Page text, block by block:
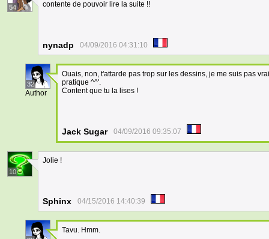
54 contente de pouvoir lire la suite !!
nynadp 04/09/2016 04:31:10
32
Author
Ouais, non, t'attarde pas trop sur les dessins, je me suis pas
pratique ^^'.
Content que tu la lises !
Jack Sugar 04/09/2016 09:35:07
10
Jolie !
Sphinx 04/15/2016 14:40:39
Tavu. Hmm.